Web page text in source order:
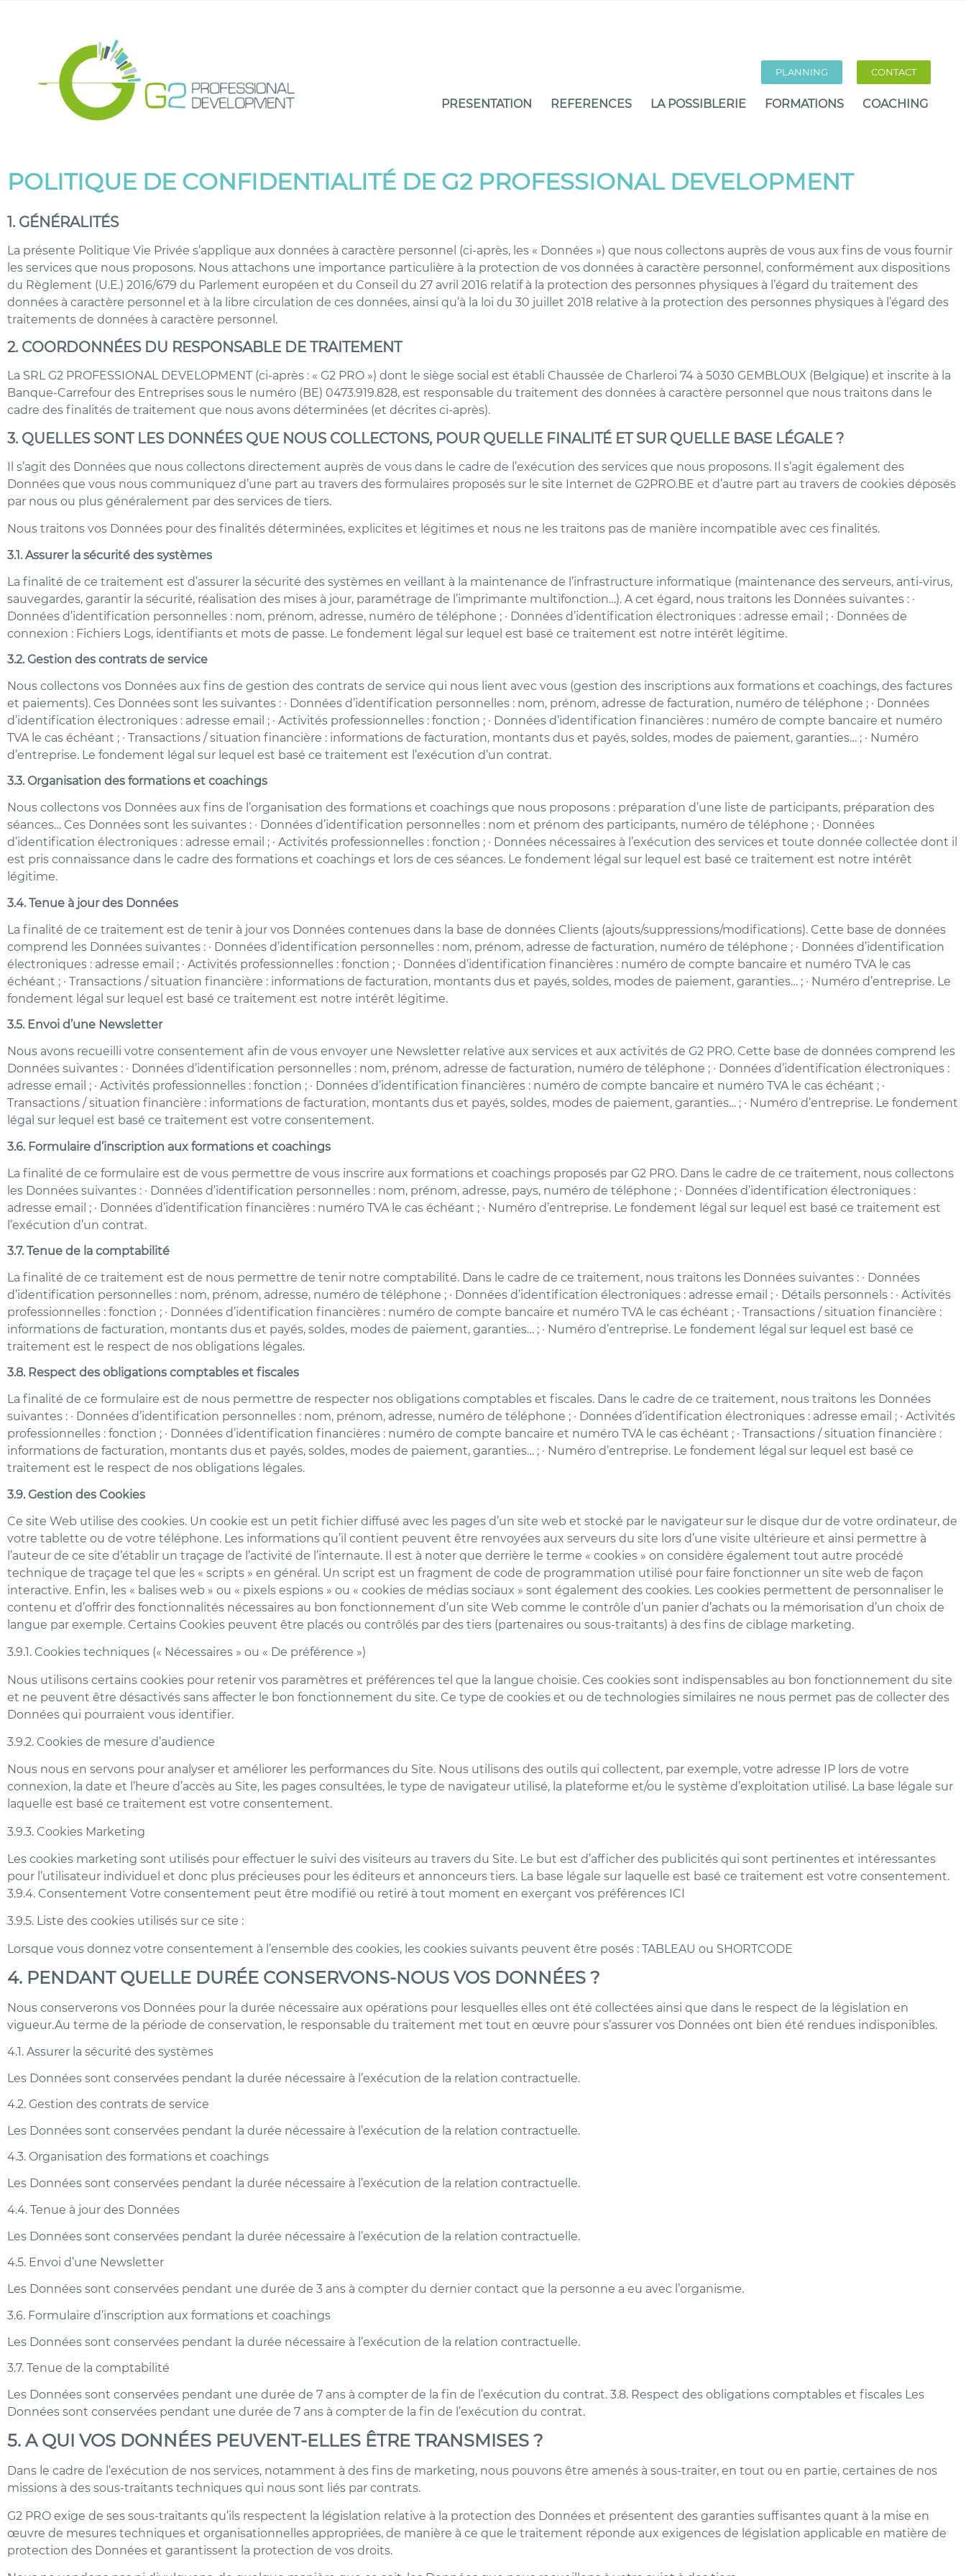
PLANNING CONTACT
PRESENTATION REFERENCES LA POSSIBLERIE FORMATIONS COACHING
POLITIQUE DE CONFIDENTIALITÉ DE G2 PROFESSIONAL DEVELOPMENT
1. GÉNÉRALITÉS
La présente Politique Vie Privée s’applique aux données à caractère personnel (ci-après, les « Données ») que nous collectons auprès de vous aux fins de vous fournir
les services que nous proposons. Nous attachons une importance particulière à la protection de vos données à caractère personnel, conformément aux dispositions
du Règlement (U.E.) 2016/679 du Parlement européen et du Conseil du 27 avril 2016 relatif à la protection des personnes physiques à l’égard du traitement des
données à caractère personnel et à la libre circulation de ces données, ainsi qu’à la loi du 30 juillet 2018 relative à la protection des personnes physiques à l’égard des
traitements de données à caractère personnel.
2. COORDONNÉES DU RESPONSABLE DE TRAITEMENT
La SRL G2 PROFESSIONAL DEVELOPMENT (ci-après : « G2 PRO ») dont le siège social est établi Chaussée de Charleroi 74 à 5030 GEMBLOUX (Belgique) et inscrite à la
Banque-Carrefour des Entreprises sous le numéro (BE) 0473.919.828, est responsable du traitement des données à caractère personnel que nous traitons dans le
cadre des finalités de traitement que nous avons déterminées (et décrites ci-après).
3. QUELLES SONT LES DONNÉES QUE NOUS COLLECTONS, POUR QUELLE FINALITÉ ET SUR QUELLE BASE LÉGALE ?
Il s’agit des Données que nous collectons directement auprès de vous dans le cadre de l’exécution des services que nous proposons. Il s’agit également des
Données que vous nous communiquez d’une part au travers des formulaires proposés sur le site Internet de G2PRO.BE et d’autre part au travers de cookies déposés
par nous ou plus généralement par des services de tiers.
Nous traitons vos Données pour des finalités déterminées, explicites et légitimes et nous ne les traitons pas de manière incompatible avec ces finalités.
3.1. Assurer la sécurité des systèmes
La finalité de ce traitement est d’assurer la sécurité des systèmes en veillant à la maintenance de l’infrastructure informatique (maintenance des serveurs, anti-virus,
sauvegardes, garantir la sécurité, réalisation des mises à jour, paramétrage de l’imprimante multifonction…). A cet égard, nous traitons les Données suivantes : ·
Données d’identification personnelles : nom, prénom, adresse, numéro de téléphone ; · Données d’identification électroniques : adresse email ; · Données de
connexion : Fichiers Logs, identifiants et mots de passe. Le fondement légal sur lequel est basé ce traitement est notre intérêt légitime.
3.2. Gestion des contrats de service
Nous collectons vos Données aux fins de gestion des contrats de service qui nous lient avec vous (gestion des inscriptions aux formations et coachings, des factures
et paiements). Ces Données sont les suivantes : · Données d’identification personnelles : nom, prénom, adresse de facturation, numéro de téléphone ; · Données
d’identification électroniques : adresse email ; · Activités professionnelles : fonction ; · Données d’identification financières : numéro de compte bancaire et numéro
TVA le cas échéant ; · Transactions / situation financière : informations de facturation, montants dus et payés, soldes, modes de paiement, garanties… ; · Numéro
d’entreprise. Le fondement légal sur lequel est basé ce traitement est l’exécution d’un contrat.
3.3. Organisation des formations et coachings
Nous collectons vos Données aux fins de l’organisation des formations et coachings que nous proposons : préparation d’une liste de participants, préparation des
séances… Ces Données sont les suivantes : · Données d’identification personnelles : nom et prénom des participants, numéro de téléphone ; · Données
d’identification électroniques : adresse email ; · Activités professionnelles : fonction ; · Données nécessaires à l’exécution des services et toute donnée collectée dont il
est pris connaissance dans le cadre des formations et coachings et lors de ces séances. Le fondement légal sur lequel est basé ce traitement est notre intérêt
légitime.
3.4. Tenue à jour des Données
La finalité de ce traitement est de tenir à jour vos Données contenues dans la base de données Clients (ajouts/suppressions/modifications). Cette base de données
comprend les Données suivantes : · Données d’identification personnelles : nom, prénom, adresse de facturation, numéro de téléphone ; · Données d’identification
électroniques : adresse email ; · Activités professionnelles : fonction ; · Données d’identification financières : numéro de compte bancaire et numéro TVA le cas
échéant ; · Transactions / situation financière : informations de facturation, montants dus et payés, soldes, modes de paiement, garanties… ; · Numéro d’entreprise. Le
fondement légal sur lequel est basé ce traitement est notre intérêt légitime.
3.5. Envoi d’une Newsletter
Nous avons recueilli votre consentement afin de vous envoyer une Newsletter relative aux services et aux activités de G2 PRO. Cette base de données comprend les
Données suivantes : · Données d’identification personnelles : nom, prénom, adresse de facturation, numéro de téléphone ; · Données d’identification électroniques :
adresse email ; · Activités professionnelles : fonction ; · Données d’identification financières : numéro de compte bancaire et numéro TVA le cas échéant ; ·
Transactions / situation financière : informations de facturation, montants dus et payés, soldes, modes de paiement, garanties… ; · Numéro d’entreprise. Le fondement
légal sur lequel est basé ce traitement est votre consentement.
3.6. Formulaire d’inscription aux formations et coachings
La finalité de ce formulaire est de vous permettre de vous inscrire aux formations et coachings proposés par G2 PRO. Dans le cadre de ce traitement, nous collectons
les Données suivantes : · Données d’identification personnelles : nom, prénom, adresse, pays, numéro de téléphone ; · Données d’identification électroniques :
adresse email ; · Données d’identification financières : numéro TVA le cas échéant ; · Numéro d’entreprise. Le fondement légal sur lequel est basé ce traitement est
l’exécution d’un contrat.
3.7. Tenue de la comptabilité
La finalité de ce traitement est de nous permettre de tenir notre comptabilité. Dans le cadre de ce traitement, nous traitons les Données suivantes : · Données
d’identification personnelles : nom, prénom, adresse, numéro de téléphone ; · Données d’identification électroniques : adresse email ; · Détails personnels : · Activités
professionnelles : fonction ; · Données d’identification financières : numéro de compte bancaire et numéro TVA le cas échéant ; · Transactions / situation financière :
informations de facturation, montants dus et payés, soldes, modes de paiement, garanties… ; · Numéro d’entreprise. Le fondement légal sur lequel est basé ce
traitement est le respect de nos obligations légales.
3.8. Respect des obligations comptables et fiscales
La finalité de ce formulaire est de nous permettre de respecter nos obligations comptables et fiscales. Dans le cadre de ce traitement, nous traitons les Données
suivantes : · Données d’identification personnelles : nom, prénom, adresse, numéro de téléphone ; · Données d’identification électroniques : adresse email ; · Activités
professionnelles : fonction ; · Données d’identification financières : numéro de compte bancaire et numéro TVA le cas échéant ; · Transactions / situation financière :
informations de facturation, montants dus et payés, soldes, modes de paiement, garanties… ; · Numéro d’entreprise. Le fondement légal sur lequel est basé ce
traitement est le respect de nos obligations légales.
3.9. Gestion des Cookies
Ce site Web utilise des cookies. Un cookie est un petit fichier diffusé avec les pages d’un site web et stocké par le navigateur sur le disque dur de votre ordinateur, de
votre tablette ou de votre téléphone. Les informations qu’il contient peuvent être renvoyées aux serveurs du site lors d’une visite ultérieure et ainsi permettre à
l’auteur de ce site d’établir un traçage de l’activité de l’internaute. Il est à noter que derrière le terme « cookies » on considère également tout autre procédé
technique de traçage tel que les « scripts » en général. Un script est un fragment de code de programmation utilisé pour faire fonctionner un site web de façon
interactive. Enfin, les « balises web » ou « pixels espions » ou « cookies de médias sociaux » sont également des cookies. Les cookies permettent de personnaliser le
contenu et d’offrir des fonctionnalités nécessaires au bon fonctionnement d’un site Web comme le contrôle d’un panier d’achats ou la mémorisation d’un choix de
langue par exemple. Certains Cookies peuvent être placés ou contrôlés par des tiers (partenaires ou sous-traitants) à des fins de ciblage marketing.
3.9.1. Cookies techniques (« Nécessaires » ou « De préférence »)
Nous utilisons certains cookies pour retenir vos paramètres et préférences tel que la langue choisie. Ces cookies sont indispensables au bon fonctionnement du site
et ne peuvent être désactivés sans affecter le bon fonctionnement du site. Ce type de cookies et ou de technologies similaires ne nous permet pas de collecter des
Données qui pourraient vous identifier.
3.9.2. Cookies de mesure d’audience
Nous nous en servons pour analyser et améliorer les performances du Site. Nous utilisons des outils qui collectent, par exemple, votre adresse IP lors de votre
connexion, la date et l’heure d’accès au Site, les pages consultées, le type de navigateur utilisé, la plateforme et/ou le système d’exploitation utilisé. La base légale sur
laquelle est basé ce traitement est votre consentement.
3.9.3. Cookies Marketing
Les cookies marketing sont utilisés pour effectuer le suivi des visiteurs au travers du Site. Le but est d’afficher des publicités qui sont pertinentes et intéressantes
pour l’utilisateur individuel et donc plus précieuses pour les éditeurs et annonceurs tiers. La base légale sur laquelle est basé ce traitement est votre consentement.
3.9.4. Consentement Votre consentement peut être modifié ou retiré à tout moment en exerçant vos préférences ICI
3.9.5. Liste des cookies utilisés sur ce site :
Lorsque vous donnez votre consentement à l’ensemble des cookies, les cookies suivants peuvent être posés : TABLEAU ou SHORTCODE
4. PENDANT QUELLE DURÉE CONSERVONS-NOUS VOS DONNÉES ?
Nous conserverons vos Données pour la durée nécessaire aux opérations pour lesquelles elles ont été collectées ainsi que dans le respect de la législation en
vigueur.Au terme de la période de conservation, le responsable du traitement met tout en œuvre pour s’assurer vos Données ont bien été rendues indisponibles.
4.1. Assurer la sécurité des systèmes
Les Données sont conservées pendant la durée nécessaire à l’exécution de la relation contractuelle.
4.2. Gestion des contrats de service
Les Données sont conservées pendant la durée nécessaire à l’exécution de la relation contractuelle.
4.3. Organisation des formations et coachings
Les Données sont conservées pendant la durée nécessaire à l’exécution de la relation contractuelle.
4.4. Tenue à jour des Données
Les Données sont conservées pendant la durée nécessaire à l’exécution de la relation contractuelle.
4.5. Envoi d’une Newsletter
Les Données sont conservées pendant une durée de 3 ans à compter du dernier contact que la personne a eu avec l’organisme.
3.6. Formulaire d’inscription aux formations et coachings
Les Données sont conservées pendant la durée nécessaire à l’exécution de la relation contractuelle.
3.7. Tenue de la comptabilité
Les Données sont conservées pendant une durée de 7 ans à compter de la fin de l’exécution du contrat. 3.8. Respect des obligations comptables et fiscales Les
Données sont conservées pendant une durée de 7 ans à compter de la fin de l’exécution du contrat.
5. A QUI VOS DONNÉES PEUVENT-ELLES ÊTRE TRANSMISES ?
Dans le cadre de l’exécution de nos services, notamment à des fins de marketing, nous pouvons être amenés à sous-traiter, en tout ou en partie, certaines de nos
missions à des sous-traitants techniques qui nous sont liés par contrats.
G2 PRO exige de ses sous-traitants qu’ils respectent la législation relative à la protection des Données et présentent des garanties suffisantes quant à la mise en
œuvre de mesures techniques et organisationnelles appropriées, de manière à ce que le traitement réponde aux exigences de législation applicable en matière de
protection des Données et garantissent la protection de vos droits.